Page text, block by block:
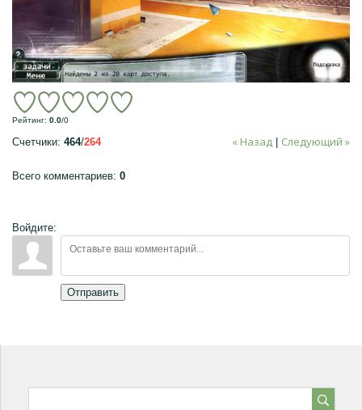
Рейтинг: 0.0/0
« Назад Следующий »
Счетчики: 464/264
Всего комментариев: 0
Войдите:
Отправить